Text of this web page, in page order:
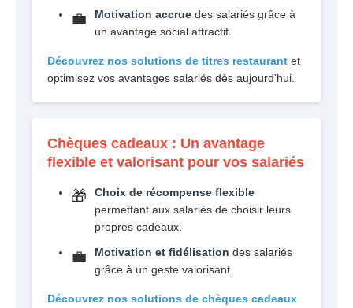
💼 Motivation accrue des salariés grâce à
un avantage social attractif.
Découvrez nos solutions de titres restaurant et
optimisez vos avantages salariés dès aujourd'hui.
Chèques cadeaux : Un avantage
flexible et valorisant pour vos salariés
🎁
Choix de récompense flexible
permettant aux salariés de choisir leurs
propres cadeaux.
💼 Motivation et fidélisation des salariés
grâce à un geste valorisant.
Découvrez nos solutions de chèques cadeaux